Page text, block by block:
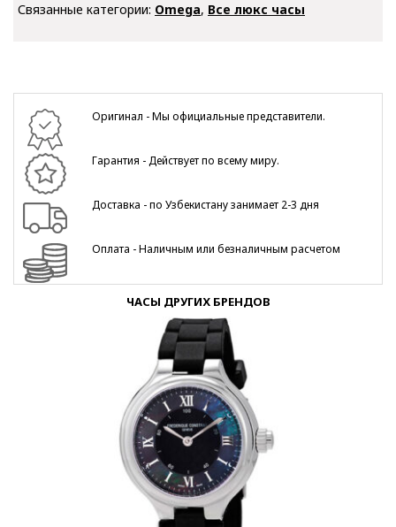
Связанные категории: Omega, Все люкс часы
Оригинал - Мы официальные представители.
Гарантия - Действует по всему миру.
Доставка - по Узбекистану занимает 2-3 дня
Оплата - Наличным или безналичным расчетом
ЧАСЫ ДРУГИХ БРЕНДОВ